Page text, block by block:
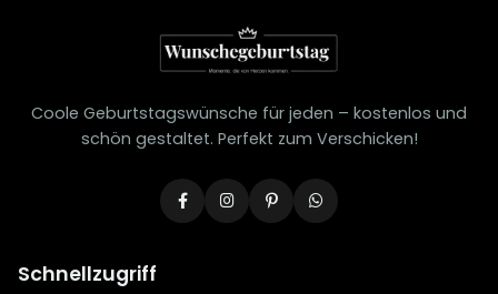
Coole Geburtstagswünsche für jeden – kostenlos und
schön gestaltet. Perfekt zum Verschicken!
Schnellzugriff